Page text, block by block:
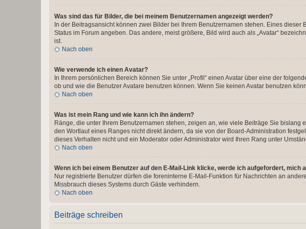
Was sind das für Bilder, die bei meinem Benutzernamen angezeigt werden?
In der Beitragsansicht können zwei Bilder bei Ihrem Benutzernamen stehen. Eines
Status im Forum angeben. Das andere, meist größere, Bild wird auch als „Avatar“
ist.
Nach oben
Wie verwende ich einen Avatar?
In Ihrem persönlichen Bereich können Sie unter „Profil“ einen Avatar über eine der
ob und wie die Benutzer Avatare benutzen können. Wenn Sie keinen Avatar benutzen
Nach oben
Was ist mein Rang und wie kann ich ihn ändern?
Ränge, die unter Ihrem Benutzernamen stehen, zeigen an, wie viele Beiträge Sie
den Wortlaut eines Ranges nicht direkt ändern, da sie von der Board-Administration
dieses Verhalten nicht und ein Moderator oder Administrator wird Ihren Rang unter
Nach oben
Wenn ich bei einem Benutzer auf den E-Mail-Link klicke, werde ich aufgefordert, mich
Nur registrierte Benutzer dürfen die foreninterne E-Mail-Funktion für Nachrichten an
Missbrauch dieses Systems durch Gäste verhindern.
Nach oben
Beiträge schreiben